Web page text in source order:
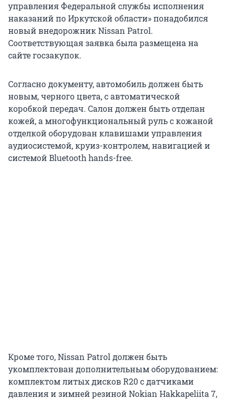
управления Федеральной службы исполнения
наказаний по Иркутской области» понадобился
новый внедорожник Nissan Patrol.
Соответствующая заявка была размещена на
сайте госзакупок.
Согласно документу, автомобиль должен быть
новым, черного цвета, с автоматической
коробкой передач. Салон должен быть отделан
кожей, а многофункциональный руль с кожаной
отделкой оборудован клавишами управления
аудиосистемой, круиз-контролем, навигацией и
системой Bluetooth hands-free.
Кроме того, Nissan Patrol должен быть
укомплектован дополнительным оборудованием:
комплектом литых дисков R20 с датчиками
давления и зимней резиной Nokian Hakkapeliita 7,